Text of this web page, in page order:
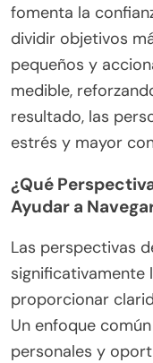
fomenta la
dividir objetivos
pequeños y
medible,
resultado, las
estrés y mayor
¿Qué
Ayudar a
Las perspectivas
significativamente
proporcionar
Un enfoque
personales y